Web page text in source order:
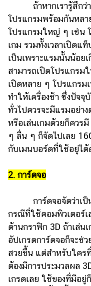
ช้อป
ปิ้ง
รถยนต์
บ้าน
และ
การ
ตกแต่ง
มือ
ถือ
ทอง
น้ำมัน
วา
ไร
ตี้
แต่งงาน
ถ้าหากเรารู้สึกว่าค
โปรแกรมพร้อมกันหลา
โปรแกรมใหญ่ ๆ เช่น
เกม รวมทั้งเวลาเปิดแ
เป็นเพราะแรมนั้นน้อย
สามารถเปิดโปรแกร
เปิดหลาย ๆ โปรแกรม
ทำให้เครื่องช้า ซึ่งปัจจุ
ทั่วไปควรจะมีแรมอย่า
หรือเล่นเกมด้วยก็ควร
ๆ ลื่น ๆ ก็จัดไปเลย
กับเมนบอร์ดที่ใช้อยู่ได้
2. การ์ดจอ
การ์ดจอจัดว่าเป็นสิ่
กรณีที่ใช้คอมพิวเตอร์เ
ด้านกราฟิก 3D ถ้าเล่น
อัปเกรดการ์ดจอก็จะช่
สวยขึ้น แต่สำหรับใคร
ต้องมีการประมวลผล
เกรดเลย ใช้ของที่มีอยู่